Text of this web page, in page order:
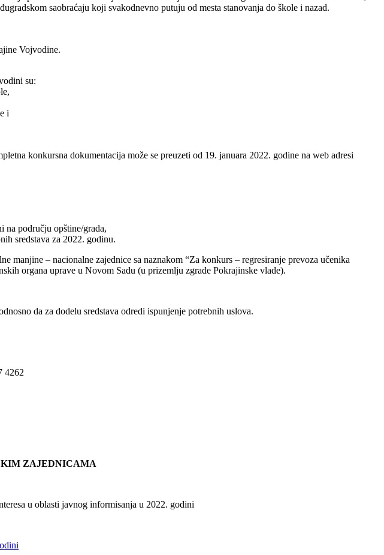
saobraćaju koji svakodnevno putuju od mesta stanovanja do škole i nazad.
Vojvodine.
su:
i
konkursna dokumentacija može se preuzeti od 19. januara 2022. godine na web adresi
na području opštine/grada,
sredstava za 2022. godinu.
manjine – nacionalne zajednice sa naznakom “Za konkurs – regresiranje prevoza učenika
organa uprave u Novom Sadu (u prizemlju zgrade Pokrajinske vlade).
da za dodelu sredstava odredi ispunjenje potrebnih uslova.
4262
ZAJEDNICAMA
u oblasti javnog informisanja u 2022. godini